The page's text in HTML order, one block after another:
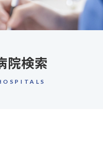
院検索